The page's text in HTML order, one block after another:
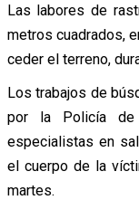
Las labores de
metros cuadrados,
ceder el terreno,
Los trabajos de
por la Policía
especialistas en
el cuerpo de la
martes.